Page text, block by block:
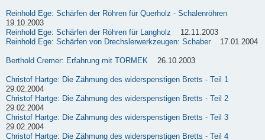
Reinhold Ege: Schärfen der Röhren für Querholz - Schalenröhren
19.10.2003
Reinhold Ege: Schärfen der Röhren für Langholz 12.11.2003
Reinhold Ege: Schärfen von Drechslerwerkzeugen: Schaber 17.01.2004
Berthold Cremer: Erfahrung mit TORMEK 26.10.2003
Christof Hartge: Die Zähmung des widerspenstigen Bretts - Teil 1
29.02.2004
Christof Hartge: Die Zähmung des widerspenstigen Bretts - Teil 2
29.02.2004
Christof Hartge: Die Zähmung des widerspenstigen Bretts - Teil 3
29.02.2004
Christof Hartge: Die Zähmung des widerspenstigen Bretts - Teil 4